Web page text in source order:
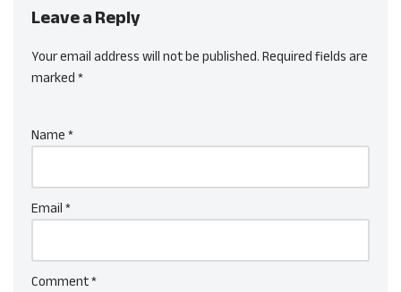
Leave a Reply
Your email address will not be published.Required fields are
marked*
Name*
Email*
Comment*